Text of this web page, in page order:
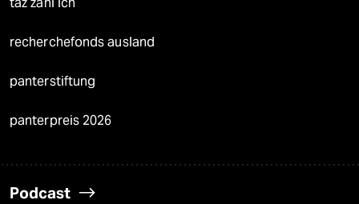
recherchefonds ausland
panterstiftung
panterpreis 2026
Podcast